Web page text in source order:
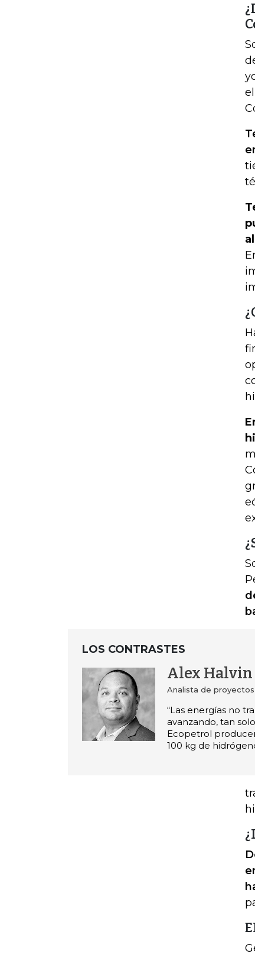
LOS CONTRASTES
Alex Halvin
Analista de
“Las energías no
avanzando, tan
Ecopetrol
100 kg de